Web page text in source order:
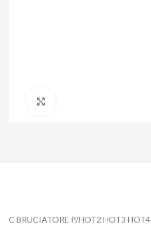
C BRUCIATORE P/HOT2 HOT3 HOT4